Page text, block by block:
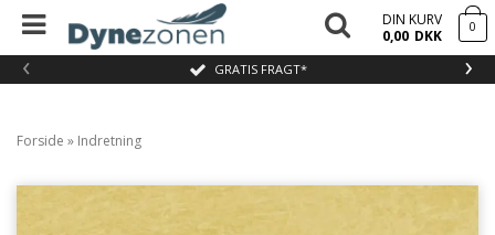
GRATIS FRAGT*
‹ ›
DIN KURV
0,00 DKK 0
Forside » Indretning